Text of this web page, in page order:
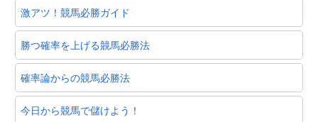
激アツ！競馬必勝ガイド
勝つ確率を上げる競馬必勝法
確率論からの競馬必勝法
今日から競馬で儲けよう！